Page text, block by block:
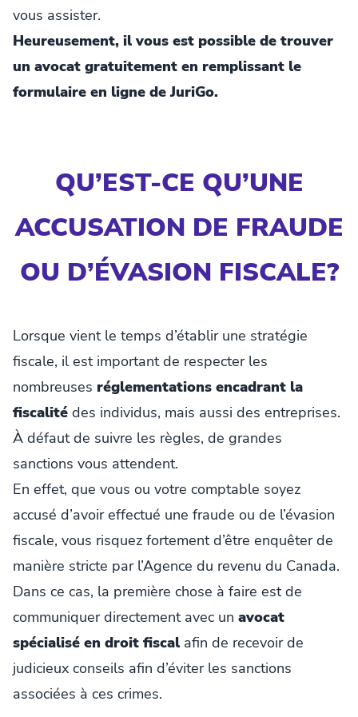
vous assister.
Heureusement, il vous est possible de trouver
un avocat gratuitement en remplissant le
formulaire en ligne de JuriGo.
QU’EST-CE QU’UNE
ACCUSATION DE FRAUDE
OU D’ÉVASION FISCALE?
Lorsque vient le temps d’établir une stratégie
fiscale, il est important de respecter les
nombreuses réglementations encadrant la
fiscalité des individus, mais aussi des entreprises.
À défaut de suivre les règles, de grandes
sanctions vous attendent.
En effet, que vous ou votre comptable soyez
accusé d’avoir effectué une fraude ou de l’évasion
fiscale, vous risquez fortement d’être enquêter de
manière stricte par l’Agence du revenu du Canada.
Dans ce cas, la première chose à faire est de
communiquer directement avec un avocat
spécialisé en droit fiscal afin de recevoir de
judicieux conseils afin d’éviter les sanctions
associées à ces crimes.